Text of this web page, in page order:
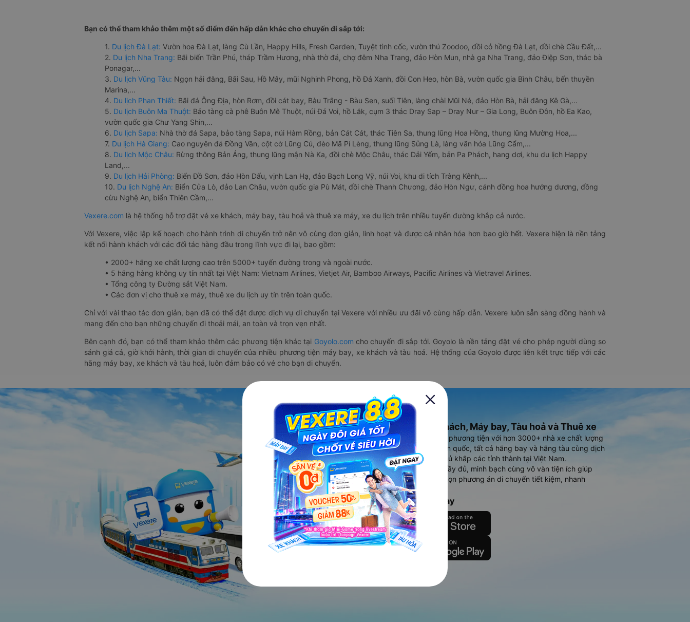
Bạn có thể tham khảo thêm một số điểm đến hấp dẫn khác cho chuyến đi sắp tới:
1. Du lịch Đà Lạt: Vườn hoa Đà Lạt, làng Cù Lần, Happy Hills, Fresh Garden, Tuyệt tình cốc, vườn thú Zoodoo, đồi cỏ hồng Đà Lạt, đồi chè Cầu Đất,...
2. Du lịch Nha Trang: Bãi biển Trần Phú, tháp Trầm Hương, nhà thờ đá, chợ đêm Nha Trang, đảo Hòn Mun, nhà ga Nha Trang, đảo Điệp Sơn, thác bà
Ponagar,...
3. Du lịch Vũng Tàu: Ngọn hải đăng, Bãi Sau, Hồ Mây, mũi Nghinh Phong, hồ Đá Xanh, đồi Con Heo, hòn Bà, vườn quốc gia Bình Châu, bến thuyền
Marina,...
4. Du lịch Phan Thiết: Bãi đá Ông Địa, hòn Rơm, đồi cát bay, Bàu Trắng - Bàu Sen, suối Tiên, làng chài Mũi Né, đảo Hòn Bà, hải đăng Kê Gà,...
5. Du lịch Buôn Ma Thuột: Bảo tàng cà phê Buôn Mê Thuột, núi Đá Voi, hồ Lắk, cụm 3 thác Dray Sap – Dray Nur – Gia Long, Buôn Đôn, hồ Ea Kao,
vườn quốc gia Chư Yang Shin,...
6. Du lịch Sapa: Nhà thờ đá Sapa, bảo tàng Sapa, núi Hàm Rồng, bản Cát Cát, thác Tiên Sa, thung lũng Hoa Hồng, thung lũng Mường Hoa,...
7. Du lịch Hà Giang: Cao nguyên đá Đồng Văn, cột cờ Lũng Cú, đèo Mã Pí Lèng, thung lũng Sủng Là, làng văn hóa Lũng Cẩm,...
8. Du lịch Mộc Châu: Rừng thông Bản Áng, thung lũng mận Nà Ka, đồi chè Mộc Châu, thác Dải Yếm, bản Pa Phách, hang dơi, khu du lịch Happy
Land,...
9. Du lịch Hải Phòng: Biển Đồ Sơn, đảo Hòn Dấu, vịnh Lan Hạ, đảo Bạch Long Vỹ, núi Voi, khu di tích Tràng Kênh,...
10. Du lịch Nghệ An: Biển Cửa Lò, đảo Lan Châu, vườn quốc gia Pù Mát, đồi chè Thanh Chương, đảo Hòn Ngư, cánh đồng hoa hướng dương, đồng
cừu Nghệ An, biển Thiên Cầm,...
Vexere.com là hệ thống hỗ trợ đặt vé xe khách, máy bay, tàu hoả và thuê xe máy, xe du lịch trên nhiều tuyến đường khắp cả nước.
Với Vexere, việc lập kế hoạch cho hành trình di chuyển trở nên vô cùng đơn giản, linh hoạt và được cá nhân hóa hơn bao giờ hết. Vexere hiện là nền tảng
kết nối hành khách với các đối tác hàng đầu trong lĩnh vực đi lại, bao gồm:
• 2000+ hãng xe chất lượng cao trên 5000+ tuyến đường trong và ngoài nước.
• 5 hãng hàng không uy tín nhất tại Việt Nam: Vietnam Airlines, Vietjet Air, Bamboo Airways, Pacific Airlines và Vietravel Airlines.
• Tổng công ty Đường sắt Việt Nam.
• Các đơn vị cho thuê xe máy, thuê xe du lịch uy tín trên toàn quốc.
Chỉ với vài thao tác đơn giản, bạn đã có thể đặt được dịch vụ di chuyển tại Vexere với nhiều ưu đãi vô cùng hấp dẫn. Vexere luôn sẵn sàng đồng hành và
mang đến cho bạn những chuyến đi thoải mái, an toàn và trọn vẹn nhất.
Bên cạnh đó, bạn có thể tham khảo thêm các phương tiện khác tại Goyolo.com cho chuyến đi sắp tới. Goyolo là nền tảng đặt vé cho phép người dùng so
sánh giá cả, giờ khởi hành, thời gian di chuyển của nhiều phương tiện máy bay, xe khách và tàu hoả. Hệ thống của Goyolo được liên kết trực tiếp với các
hãng máy bay, xe khách và tàu hoả, luôn đảm bảo có vé cho bạn di chuyển.
Ứng dụng đặt vé Xe khách, Máy bay, Tàu hoả và Thuê xe
Vexere - ứng dụng đặt vé đa phương tiện với hơn 3000+ nhà xe chất lượng
cao, 5000+ tuyến đường toàn quốc, tất cả hãng bay và hãng tàu cùng dịch
vụ thuê xe máy, xe du lịch phủ khắp các tỉnh thành tại Việt Nam.
Ứng dụng hiển thị thông tin đầy đủ, minh bạch cùng vô vàn tiện ích giúp
người dùng so sánh và lựa chọn phương án di chuyển tiết kiệm, nhanh
chóng và phù hợp nhất.
Tải ứng dụng Vexere ngay